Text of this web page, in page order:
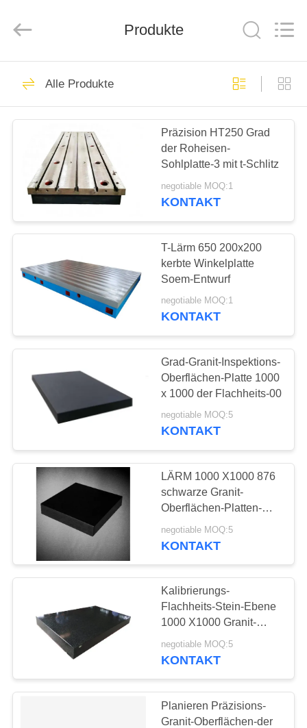
HAUS
PRODUKTE
ÜBER
UNS
FABRIK-
QUALITÄTSKONTROLLE
TRETEN
SIE
MIT
UNS
VERBINDUNG
NACHRICHTEN
FORDERN
SIE EIN
ZITAT
SITEMAP
PRIVACY
POLICY
Präzisions-
Oberflächenplatte
Granitoberflächenplatte
153
Roheisen-
Oberflächen-Platte
16
Roheisen-
Sohlplatten
73
Stahlt-Schlitz-Platte
Produkte
Alle Produkte
Präzision HT250 Grad
der Roheisen-
Sohlplatte-3 mit t-Schlitz
negotiable MOQ:1
KONTAKT
T-Lärm 650 200x200
kerbte Winkelplatte
Soem-Entwurf
negotiable MOQ:1
KONTAKT
Grad-Granit-Inspektions-
Oberflächen-Platte 1000
x 1000 der Flachheits-00
negotiable MOQ:5
KONTAKT
LÄRM 1000 X1000 876
schwarze Granit-
Oberflächen-Platten-
Grade 00
negotiable MOQ:5
KONTAKT
Kalibrierungs-
Flachheits-Stein-Ebene
1000 X1000 Granit-
Oberflächen-Platte
einhüllend
negotiable MOQ:5
KONTAKT
Planieren Präzisions-
Granit-Oberflächen-der